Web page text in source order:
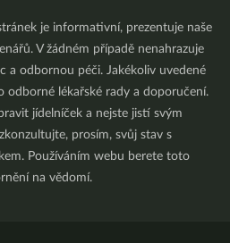
je informativní, prezentuje naše
V žádném případě nenahrazuje
a odbornou péči. Jakékoliv uvedené
odborné lékařské rady a doporučení.
jídelníček a nejste jistí svým
prosím, svůj stav s
Používáním webu berete toto
na vědomí.